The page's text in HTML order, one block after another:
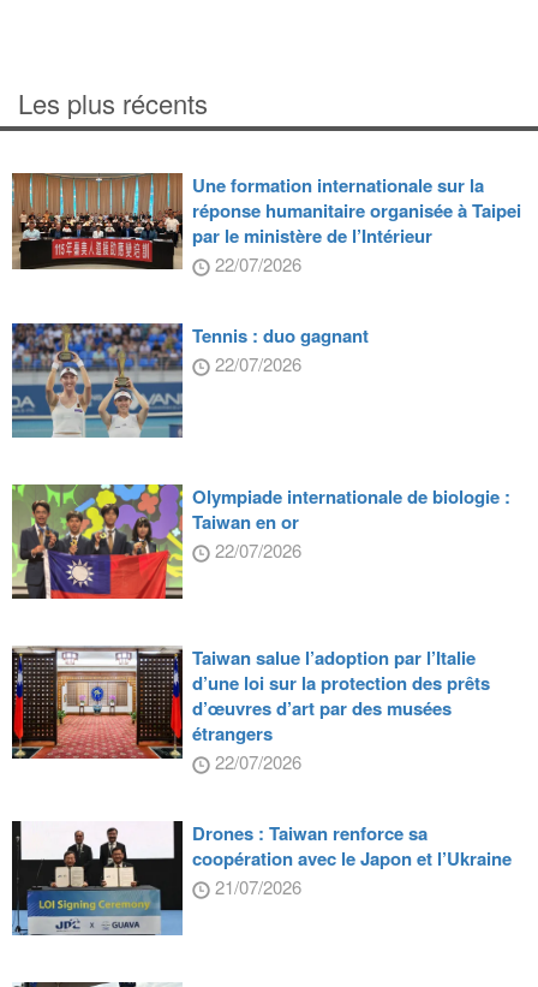
Les plus récents
Une formation internationale sur la
réponse humanitaire organisée à Taipei
par le ministère de l’Intérieur
22/07/2026
Tennis : duo gagnant
22/07/2026
Olympiade internationale de biologie :
Taiwan en or
22/07/2026
Taiwan salue l’adoption par l’Italie
d’une loi sur la protection des prêts
d’œuvres d’art par des musées
étrangers
22/07/2026
Drones : Taiwan renforce sa
coopération avec le Japon et l’Ukraine
21/07/2026